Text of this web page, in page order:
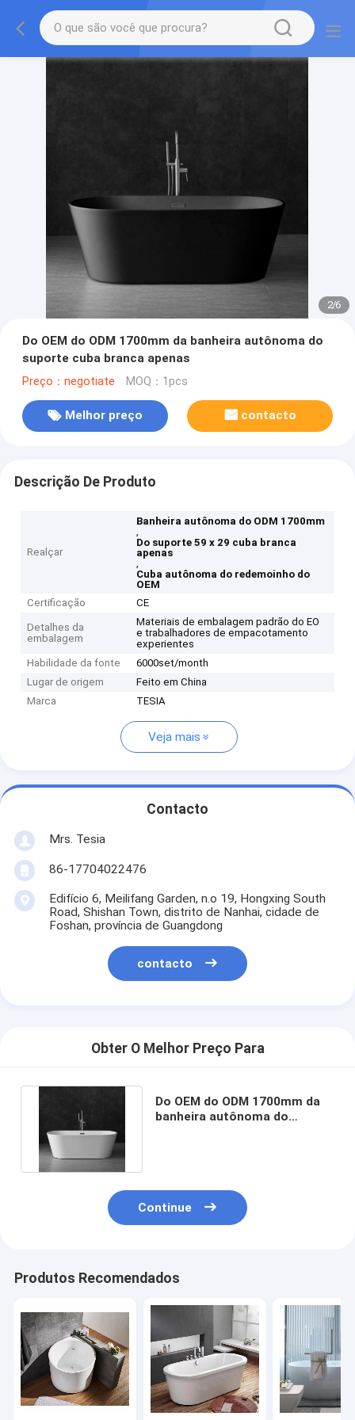
2/6
Do OEM do ODM 1700mm da banheira autônoma do
suporte cuba branca apenas
Preço：negotiate MOQ：1pcs
Melhor preço contacto
Descrição De Produto
Realçar
Banheira autônoma do ODM 1700mm
,
Do suporte 59 x 29 cuba branca
apenas
,
Cuba autônoma do redemoinho do
OEM
Certificação
CE
Detalhes da
embalagem
Materiais de embalagem padrão do EO
e trabalhadores de empacotamento
experientes
Habilidade da fonte
6000set/month
Lugar de origem
Feito em China
Marca
TESIA
Veja mais
Contacto
Mrs. Tesia
86-17704022476
Edifício 6, Meilifang Garden, n.o 19, Hongxing South
Road, Shishan Town, distrito de Nanhai, cidade de
Foshan, província de Guangdong
contacto
Obter O Melhor Preço Para
Do OEM do ODM 1700mm da
banheira autônoma do
Continue
Produtos Recomendados